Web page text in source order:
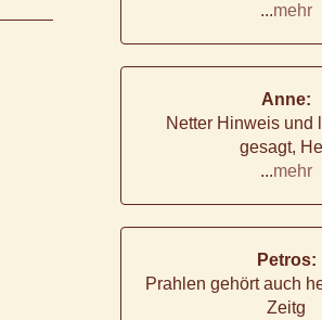
...mehr
Anne:
Netter Hinweis und
gesagt,
...mehr
Petros:
Prahlen gehört auch
Zeitg